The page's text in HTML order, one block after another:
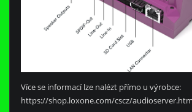
Více se informací lze nalézt přímo u výrobce:
https://shop.loxone.com/cscz/